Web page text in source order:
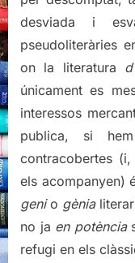
desviada i
pseudoliteràries
on la literatura
únicament es
interessos
publica, si
contracobertes
els acompanyen)
genio gènia
no ja en potència
refugi en els